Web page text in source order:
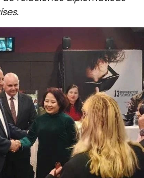
INTERNACIONAL
DEPORTES
PUENTE DE AMISTAD
HISTORIAS MULTIMEDIA
FOTOGRAFÍA
¿QUIÉNES SOMOS?